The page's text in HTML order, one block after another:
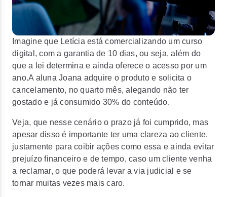
Imagine que Letícia está comercializando um curso
digital, com a garantia de 10 dias, ou seja, além do
que a lei determina e ainda oferece o acesso por um
ano.A aluna Joana adquire o produto e solicita o
cancelamento, no quarto mês, alegando não ter
gostado e já consumido 30% do conteúdo.
Veja, que nesse cenário o prazo já foi cumprido, mas
apesar disso é importante ter uma clareza ao cliente,
justamente para coibir ações como essa e ainda evitar
prejuízo financeiro e de tempo, caso um cliente venha
a reclamar, o que poderá levar a via judicial e se
tornar muitas vezes mais caro.